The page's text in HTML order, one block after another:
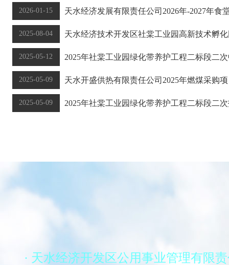
2026-01-15 天水经济发展有限责任公司2026年-2027年食
2025-08-04 天水经济技术开发区社棠工业园高新技术孵
2025-05-12 2025年社棠工业园绿化带养护工程二标段二
2025-05-09 天水开盛供热有限责任公司2025年燃煤采购
2025-05-09 2025年社棠工业园绿化带养护工程二标段二
· 天水经济开发区公用事业管理有限